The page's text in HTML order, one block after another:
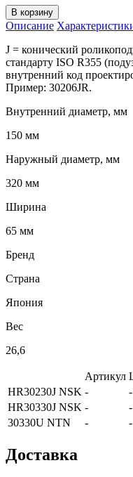
В корзину
Описание
J = конический
стандарту ISO R355
внутренний код
Пример: 30206JR.
Внутренний диаметр, мм
150 мм
Наружный диаметр, мм
320 мм
Ширина
65 мм
Бренд
Страна
Япония
Вес
26,6
Артикул
HR30230J NSK -
-
HR30330J NSK -
-
30330U NTN
- -
Доставка